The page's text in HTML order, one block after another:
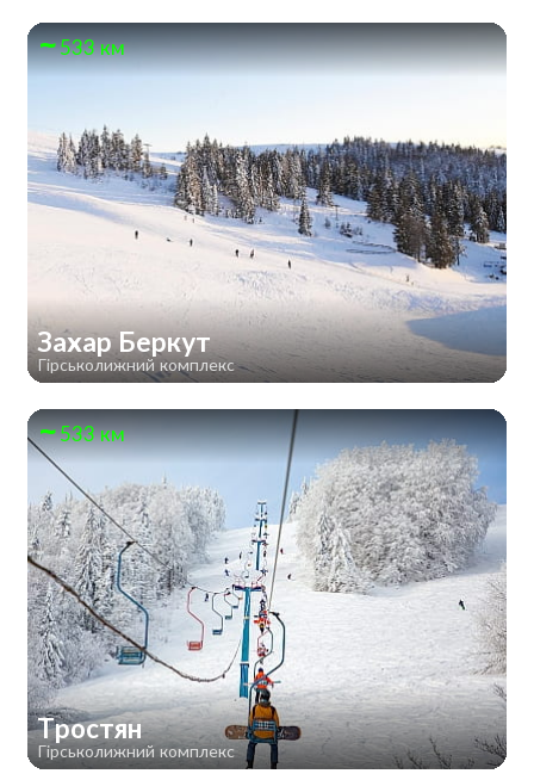
533 км
Захар Беркут
Гірськолижний комплекс
533 км
Тростян
Гірськолижний комплекс